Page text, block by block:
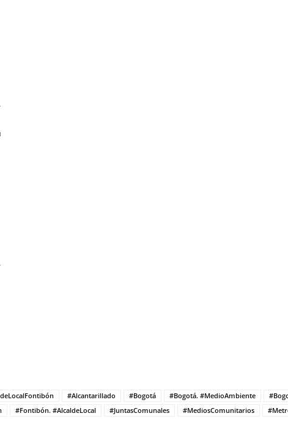
#Alcantarillado #Bogotá #Bogotá. #MedioAmbiente
#Fontibón. #AlcaldeLocal #JuntasComunales #MediosComunitarios